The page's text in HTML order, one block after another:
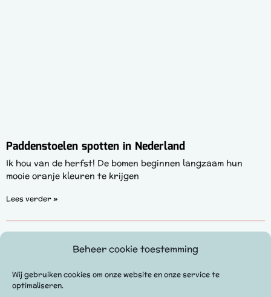
Beheer cookie toestemming
Wij gebruiken cookies om onze website en onze service te
optimaliseren.
Paddenstoelen spotten in Nederland
Ik hou van de herfst! De bomen beginnen langzaam hun
mooie oranje kleuren te krijgen
Lees verder »
Vorige Volgende